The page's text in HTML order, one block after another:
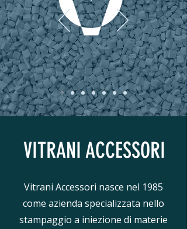
VITRANI ACCESSORI
Vitrani Accessori nasce nel 1985
come azienda specializzata nello
stampaggio a iniezione di materie